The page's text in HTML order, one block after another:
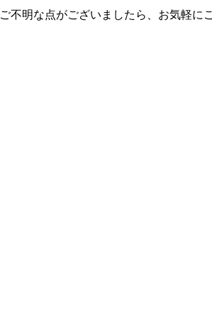
ご不明な点がございましたら、お気軽に